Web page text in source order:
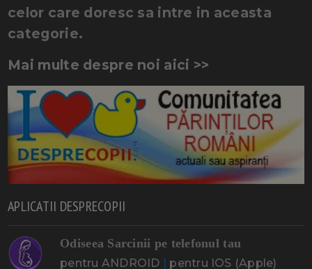
celor care doresc sa intre in aceasta
categorie.
Mai multe despre noi aici >>
APLICATII DESPRECOPII
Odiseea Sarcinii pe telefonul tau
pentru ANDROID pentru IOS (Apple)